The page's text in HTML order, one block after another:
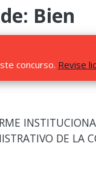
Bien
concurso. Revise
DE LA